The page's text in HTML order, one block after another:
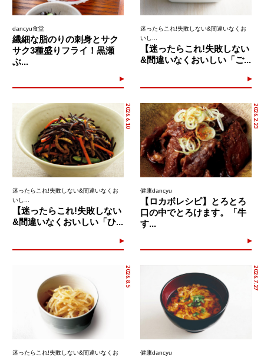
dancyu食堂
繊細な脂のりの刺身とサク
サク3種盛りフライ！黒瀬
ぶ...
迷ったらこれ!失敗しない&間違いなくお
いし...
【迷ったらこれ!失敗しない
&間違いなくおいしい「ご...
2026.6.10
迷ったらこれ!失敗しない&間違いなくお
いし...
【迷ったらこれ!失敗しない
&間違いなくおいしい「ひ...
2026.2.23
健康dancyu
【ロカボレシピ】とろとろ
口の中でとろけます。「牛
す...
2026.8.5
迷ったらこれ!失敗しない&間違いなくお
2026.7.27
健康dancyu